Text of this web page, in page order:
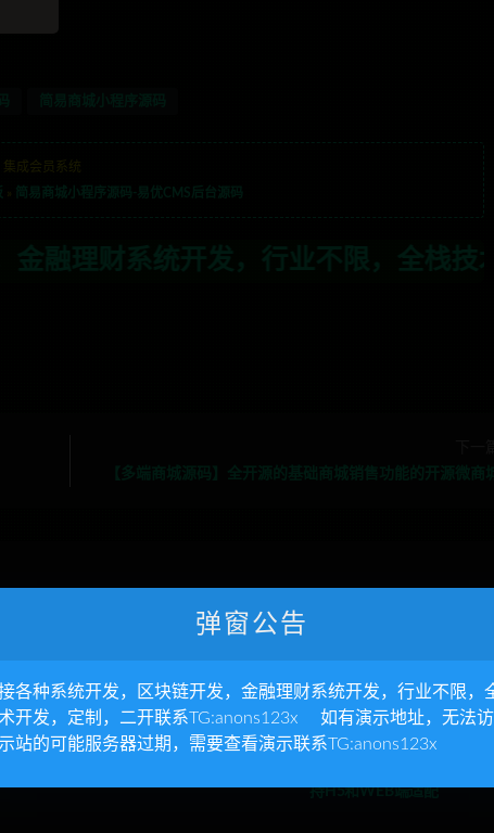
成会员系统
简易商城小程序源码-易优CMS后台源码
，行业不限，全栈技术开发，定制
源码完
灵沐V3.01微信资源类小程序
ChatGPT-MP: 基于ChatGPT
持H5和WEB端适配
弹窗公告
各种系统开发，区块链开发，金融理财系统开发，行业不限，
开发，定制，二开联系TG:anons123x 如有演示地址，无法访
站的可能服务器过期，需要查看演示联系TG:anons123x